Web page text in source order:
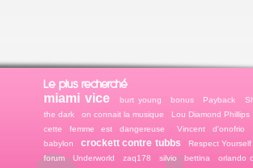
Le plus recherché
miami vice burt young bonus Payback
the dark
on connait la musique Lou Diamond Phillips
cette femme est dangereuse
Vincent d'onofrio
babylon
crockett contre tubbs Respect Yourself
forum
Underworld zaq178 silvio bettina orlando